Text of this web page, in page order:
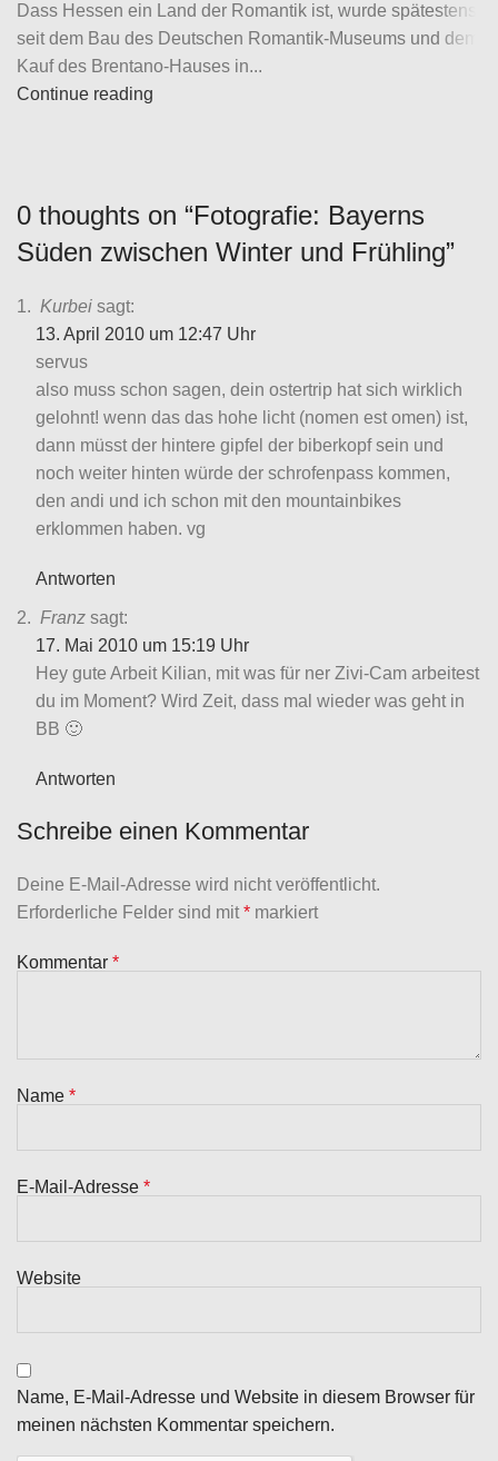
Dass Hessen ein Land der Romantik ist, wurde spätestens
seit dem Bau des Deutschen Romantik-Museums und dem
Kauf des Brentano-Hauses in...
Continue reading
0 thoughts on “Fotografie: Bayerns
Süden zwischen Winter und Frühling”
Kurbei sagt:
13. April 2010 um 12:47 Uhr
servus
also muss schon sagen, dein ostertrip hat sich wirklich
gelohnt! wenn das das hohe licht (nomen est omen) ist,
dann müsst der hintere gipfel der biberkopf sein und
noch weiter hinten würde der schrofenpass kommen,
den andi und ich schon mit den mountainbikes
erklommen haben. vg
Antworten
Franz sagt:
17. Mai 2010 um 15:19 Uhr
Hey gute Arbeit Kilian, mit was für ner Zivi-Cam arbeitest
du im Moment? Wird Zeit, dass mal wieder was geht in
BB 🙂
Antworten
Schreibe einen Kommentar
Deine E-Mail-Adresse wird nicht veröffentlicht.
Erforderliche Felder sind mit * markiert
Kommentar *
Name *
E-Mail-Adresse *
Website
Name, E-Mail-Adresse und Website in diesem Browser für
meinen nächsten Kommentar speichern.